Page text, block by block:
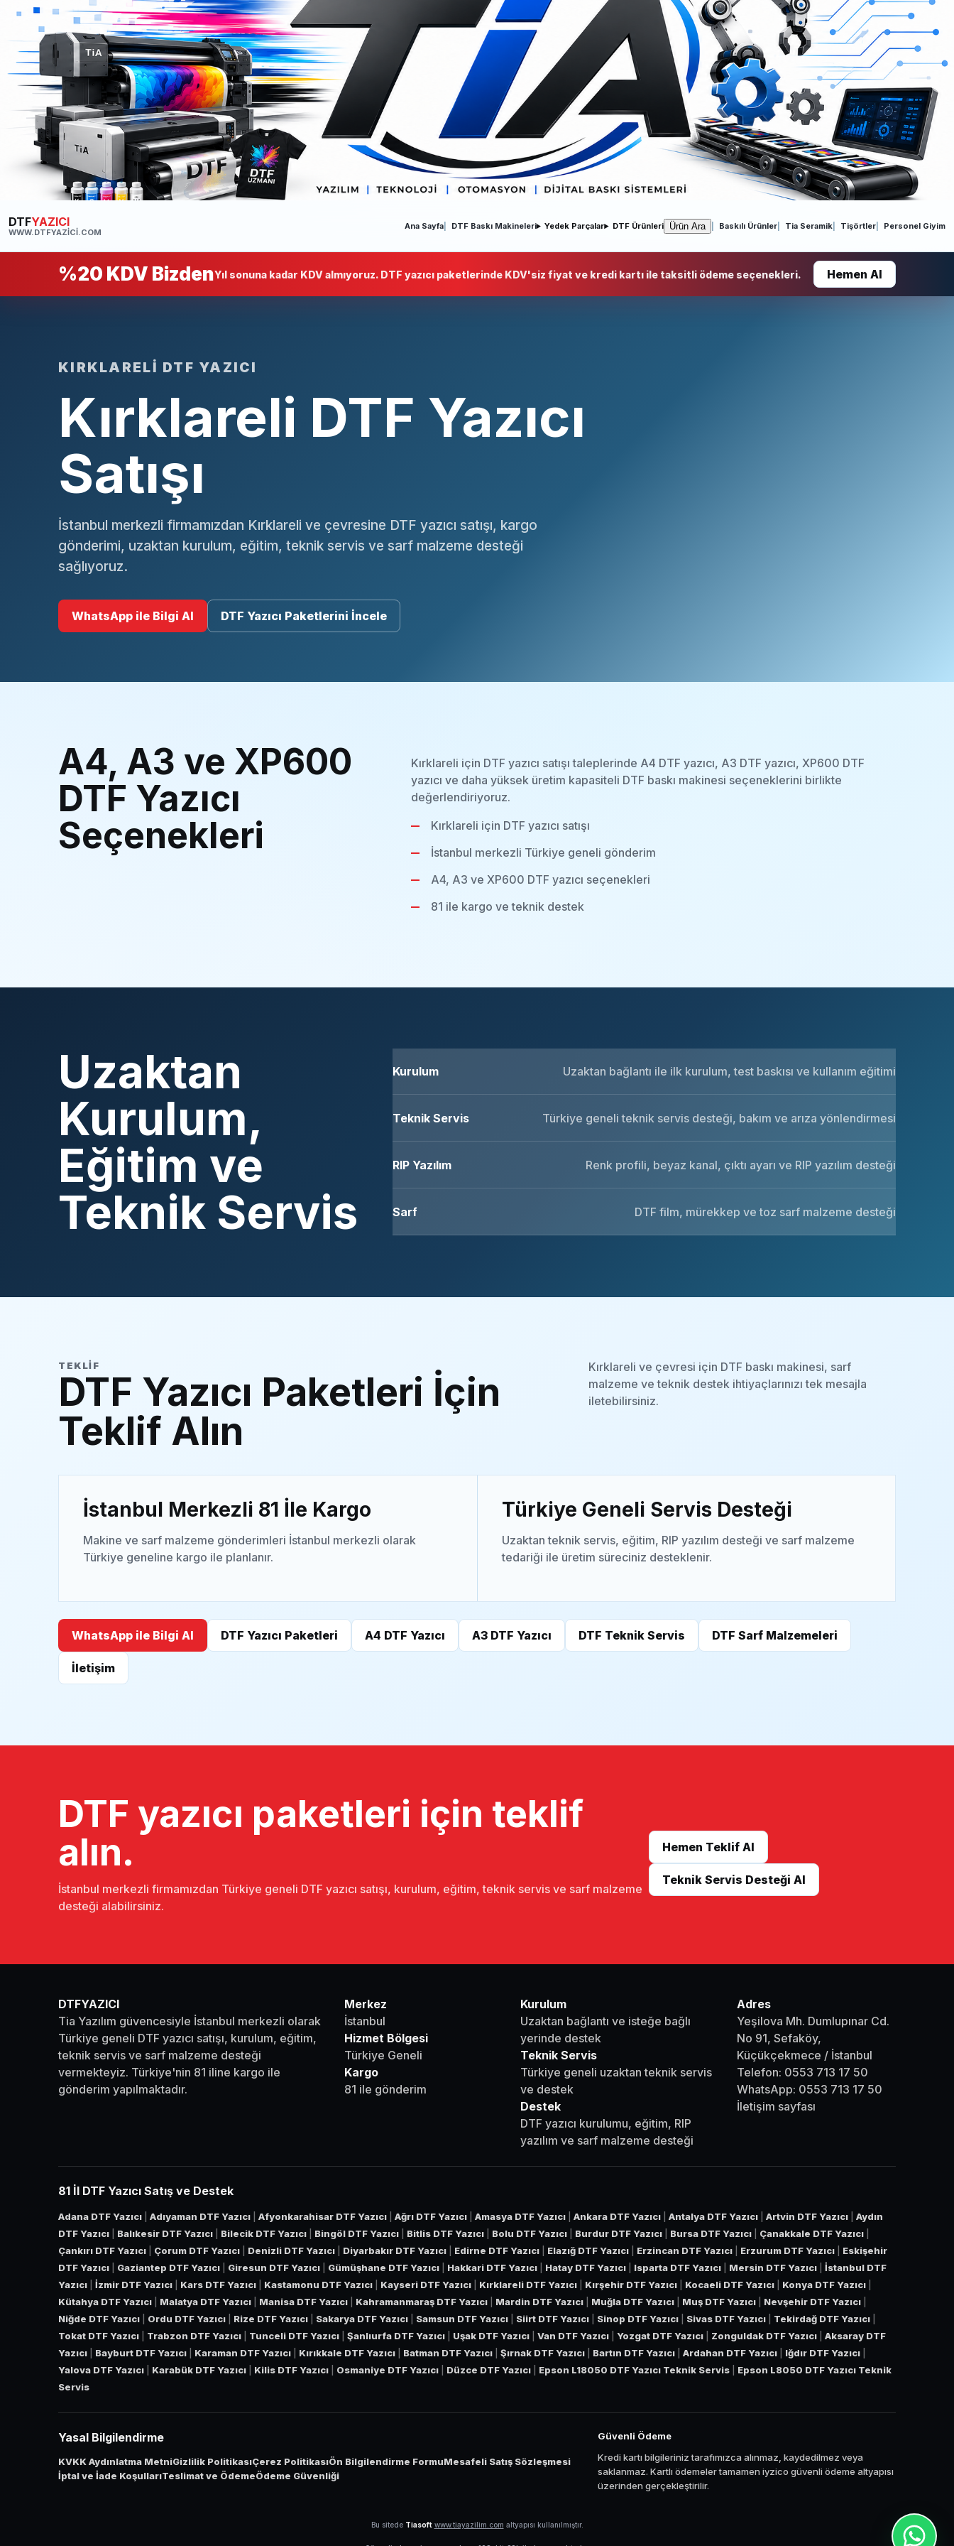
DTFYAZICI
WWW.DTFYAZICI.COM
Ana Sayfa DTF Baskı Makineleri Yedek Parçalar DTF Ürünleri Ürün Ara Baskılı Ürünler Tia Seramik Tişörtler Personel Giyim
%20 KDV BizdenYıl sonuna kadar KDV almıyoruz. DTF yazıcı paketlerinde KDV'siz fiyat ve kredi kartı ile taksitli ödeme seçenekleri. Hemen Al
KIRKLARELI DTF YAZICI
Kırklareli DTF Yazıcı
Satışı
İstanbul merkezli firmamızdan Kırklareli ve çevresine DTF yazıcı satışı, kargo
gönderimi, uzaktan kurulum, eğitim, teknik servis ve sarf malzeme desteği
sağlıyoruz.
WhatsApp ile Bilgi Al DTF Yazıcı Paketlerini İncele
A4, A3 ve XP600
DTF Yazıcı
Seçenekleri
Kırklareli için DTF yazıcı satışı taleplerinde A4 DTF yazıcı, A3 DTF yazıcı, XP600 DTF
yazıcı ve daha yüksek üretim kapasiteli DTF baskı makinesi seçeneklerini birlikte
değerlendiriyoruz.
Kırklareli için DTF yazıcı satışı
İstanbul merkezli Türkiye geneli gönderim
A4, A3 ve XP600 DTF yazıcı seçenekleri
81 ile kargo ve teknik destek
Uzaktan
Kurulum,
Eğitim ve
Teknik Servis
Kurulum Uzaktan bağlantı ile ilk kurulum, test baskısı ve kullanım eğitimi
Teknik Servis Türkiye geneli teknik servis desteği, bakım ve arıza yönlendirmesi
RIP Yazılım Renk profili, beyaz kanal, çıktı ayarı ve RIP yazılım desteği
Sarf DTF film, mürekkep ve toz sarf malzeme desteği
TEKLIF
DTF Yazıcı Paketleri İçin
Teklif Alın
Kırklareli ve çevresi için DTF baskı makinesi, sarf
malzeme ve teknik destek ihtiyaçlarınızı tek mesajla
iletebilirsiniz.
İstanbul Merkezli 81 İle Kargo
Makine ve sarf malzeme gönderimleri İstanbul merkezli olarak
Türkiye geneline kargo ile planlanır.
Türkiye Geneli Servis Desteği
Uzaktan teknik servis, eğitim, RIP yazılım desteği ve sarf malzeme
tedariği ile üretim süreciniz desteklenir.
WhatsApp ile Bilgi Al DTF Yazıcı Paketleri A4 DTF Yazıcı A3 DTF Yazıcı DTF Teknik Servis DTF Sarf Malzemeleri
İletişim
DTF yazıcı paketleri için teklif
alın.
İstanbul merkezli firmamızdan Türkiye geneli DTF yazıcı satışı, kurulum, eğitim, teknik servis ve sarf malzeme
desteği alabilirsiniz.
Hemen Teklif Al
Teknik Servis Desteği Al
DTFYAZICI
Tia Yazılım güvencesiyle İstanbul merkezli olarak
Türkiye geneli DTF yazıcı satışı, kurulum, eğitim,
teknik servis ve sarf malzeme desteği
vermekteyiz. Türkiye'nin 81 iline kargo ile
gönderim yapılmaktadır.
Merkez
İstanbul
Hizmet Bölgesi
Türkiye Geneli
Kargo
81 ile gönderim
Kurulum
Uzaktan bağlantı ve isteğe bağlı
yerinde destek
Teknik Servis
Türkiye geneli uzaktan teknik servis
ve destek
Destek
DTF yazıcı kurulumu, eğitim, RIP
yazılım ve sarf malzeme desteği
Adres
Yeşilova Mh. Dumlupınar Cd.
No 91, Sefaköy,
Küçükçekmece / İstanbul
Telefon: 0553 713 17 50
WhatsApp: 0553 713 17 50
İletişim sayfası
81 İl DTF Yazıcı Satış ve Destek
Adana DTF Yazıcı Adıyaman DTF Yazıcı Afyonkarahisar DTF Yazıcı Ağrı DTF Yazıcı Amasya DTF Yazıcı Ankara DTF Yazıcı Antalya DTF Yazıcı Artvin DTF Yazıcı
Aydın
DTF Yazıcı
Balıkesir DTF Yazıcı Bilecik DTF Yazıcı Bingöl DTF Yazıcı Bitlis DTF Yazıcı Bolu DTF Yazıcı Burdur DTF Yazıcı Bursa DTF Yazıcı Çanakkale DTF Yazıcı
Çankırı DTF Yazıcı
Çorum DTF Yazıcı Denizli DTF Yazıcı Diyarbakır DTF Yazıcı Edirne DTF Yazıcı Elazığ DTF Yazıcı Erzincan DTF Yazıcı Erzurum DTF Yazıcı
Eskişehir
DTF Yazıcı
Gaziantep DTF Yazıcı Giresun DTF Yazıcı Gümüşhane DTF Yazıcı Hakkari DTF Yazıcı Hatay DTF Yazıcı Isparta DTF Yazıcı Mersin DTF Yazıcı
İstanbul DTF
Yazıcı
İzmir DTF Yazıcı Kars DTF Yazıcı Kastamonu DTF Yazıcı Kayseri DTF Yazıcı Kırklareli DTF Yazıcı Kırşehir DTF Yazıcı Kocaeli DTF Yazıcı Konya DTF Yazıcı
Kütahya DTF Yazıcı
Malatya DTF Yazıcı Manisa DTF Yazıcı Kahramanmaraş DTF Yazıcı Mardin DTF Yazıcı Muğla DTF Yazıcı Muş DTF Yazıcı Nevşehir DTF Yazıcı
Niğde DTF Yazıcı
Ordu DTF Yazıcı Rize DTF Yazıcı Sakarya DTF Yazıcı Samsun DTF Yazıcı Siirt DTF Yazıcı Sinop DTF Yazıcı Sivas DTF Yazıcı Tekirdağ DTF Yazıcı
Tokat DTF Yazıcı
Trabzon DTF Yazıcı Tunceli DTF Yazıcı Şanlıurfa DTF Yazıcı Uşak DTF Yazıcı Van DTF Yazıcı Yozgat DTF Yazıcı Zonguldak DTF Yazıcı
Aksaray DTF
Yazıcı
Bayburt DTF Yazıcı Karaman DTF Yazıcı Kırıkkale DTF Yazıcı Batman DTF Yazıcı Şırnak DTF Yazıcı Bartın DTF Yazıcı Ardahan DTF Yazıcı Iğdır DTF Yazıcı
Yalova DTF Yazıcı
Karabük DTF Yazıcı Kilis DTF Yazıcı Osmaniye DTF Yazıcı Düzce DTF Yazıcı Epson L18050 DTF Yazıcı Teknik Servis
Epson L8050 DTF Yazıcı Teknik
Servis
Yasal Bilgilendirme
KVKK Aydınlatma MetniGizlilik PolitikasıÇerez PolitikasıÖn Bilgilendirme FormuMesafeli Satış Sözleşmesi
İptal ve İade KoşullarıTeslimat ve ÖdemeÖdeme Güvenliği
Güvenli Ödeme
Kredi kartı bilgileriniz tarafımızca alınmaz, kaydedilmez veya
saklanmaz. Kartlı ödemeler tamamen iyzico güvenli ödeme altyapısı
üzerinden gerçekleştirilir.
Bu sitede Tiasoft www.tiayazilim.com altyapısı kullanılmıştır.